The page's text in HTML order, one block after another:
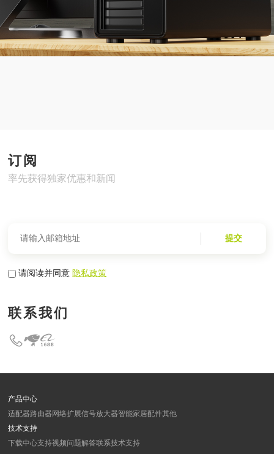
订阅
率先获得独家优惠和新闻
提交
请阅读并同意隐私政策
联系我们
产品中心
适配器路由器 网络扩展信号放大器智能家居配件其他
技术支持
下载中心支持视频问题解答联系技术支持